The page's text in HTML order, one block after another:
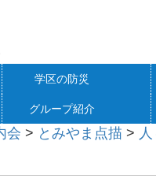
学区の防災
グループ紹介
会 > とみやま点描 >